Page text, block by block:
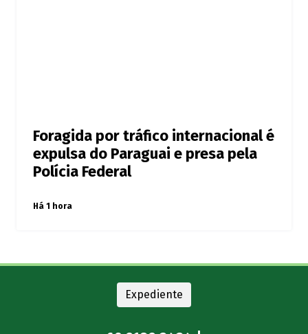
Foragida por tráfico internacional é
expulsa do Paraguai e presa pela
Polícia Federal
Há 1 hora
Expediente